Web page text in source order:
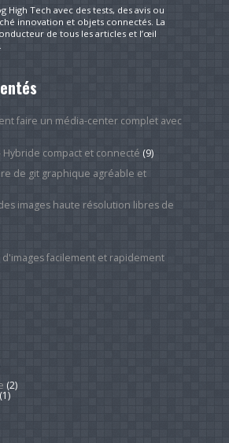
High Tech avec des tests, des avis ou
innovation et objets connectés. La
de tous les articles et l’œil
faire un média-center complet avec
Hybride compact et connecté (9)
de git graphique agréable et
images haute résolution libres de
facilement et rapidement
(2)